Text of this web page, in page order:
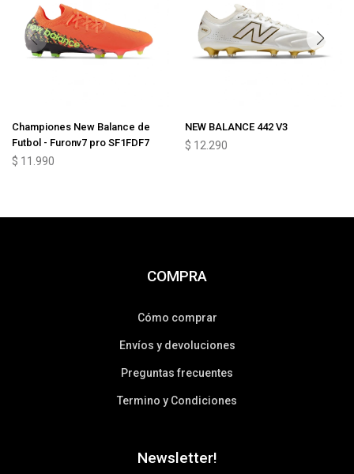
Championes New Balance de
Futbol - Furonv7 pro SF1FDF7
$ 11.990
NEW BALANCE 442 V3
$ 12.290
COMPRA
Cómo comprar
Envíos y devoluciones
Preguntas frecuentes
Termino y Condiciones
Newsletter!